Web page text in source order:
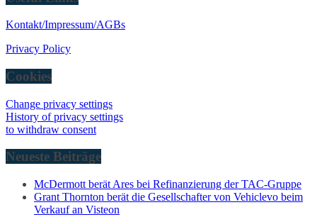
Kontakt/Impressum/AGBs
Privacy Policy
Cookies
Change privacy settings
History of privacy settings
to withdraw consent
Neueste Beiträge
McDermott berät Ares bei Refinanzierung der TAC-Gruppe
Grant Thornton berät die Gesellschafter von Vehiclevo beim
Verkauf an Visteon